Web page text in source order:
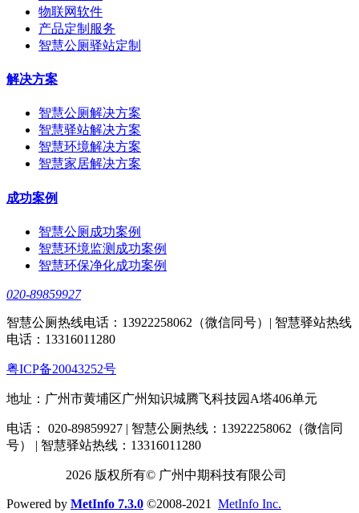
物联网软件
产品定制服务
智慧公厕驿站定制
解决方案
智慧公厕解决方案
智慧驿站解决方案
智慧环境解决方案
智慧家居解决方案
成功案例
智慧公厕成功案例
智慧环境监测成功案例
智慧环保净化成功案例
020-89859927
智慧公厕热线电话：13922258062（微信同号）| 智慧驿站热线
电话：13316011280
粤ICP备20043252号
地址：广州市黄埔区广州知识城腾飞科技园A塔406单元
电话： 020-89859927 | 智慧公厕热线：13922258062（微信同
号） | 智慧驿站热线：13316011280
2026 版权所有© 广州中期科技有限公司
Powered by MetInfo 7.3.0 ©2008-2021 MetInfo Inc.